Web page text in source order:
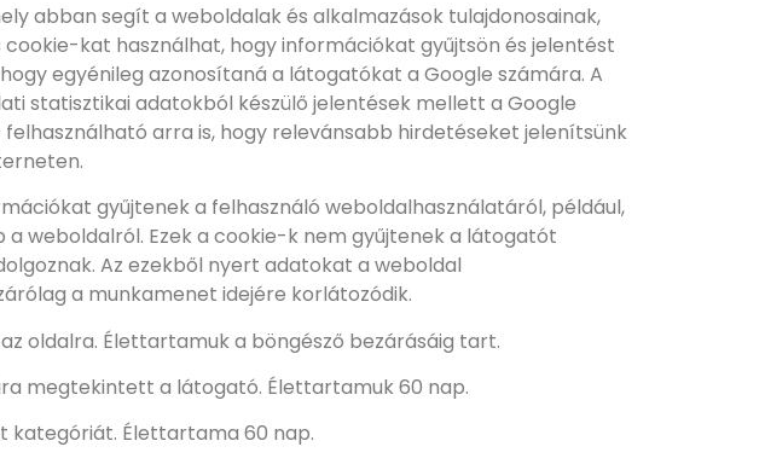
abban segít a weboldalak és alkalmazások tulajdonosainak,
kat használhat, hogy információkat gyűjtsön és jelentést
egyénileg azonosítaná a látogatókat a Google számára. A
statisztikai adatokból készülő jelentések mellett a Google
arra is, hogy relevánsabb hirdetéseket jelenítsünk
gyűjtenek a felhasználó weboldalhasználatáról, például,
weboldalról. Ezek a cookie-k nem gyűjtenek a látogatót
Az ezekből nyert adatokat a weboldal
a munkamenet idejére korlátozódik.
oldalra. Élettartamuk a böngésző bezárásáig tart.
megtekintett a látogató. Élettartamuk 60 nap.
kategóriát. Élettartama 60 nap.